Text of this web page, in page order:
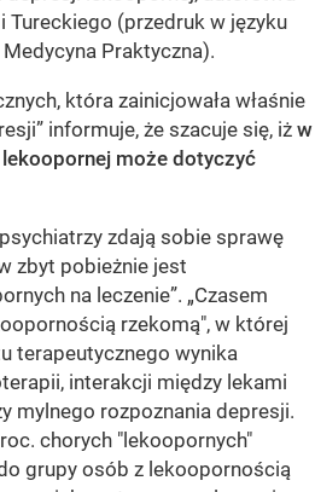
Tureckiego (przedruk w języku
Praktyczna).
która zainicjowała właśnie
informuje, że szacuje się, iż w
może dotyczyć
zdają sobie sprawę
zbyt pobieżnie jest
na leczenie”. „Czasem
rzekomą", w której
terapeutycznego wynika
interakcji między lekami
mylnego rozpoznania depresji.
chorych "lekoopornych"
grupy osób z lekoopornością